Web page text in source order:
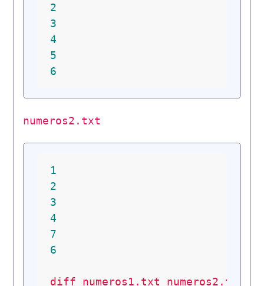
2
3
4
5
6
numeros2.txt
1
2
3
4
7
6
diff numeros1.txt numeros2.txt